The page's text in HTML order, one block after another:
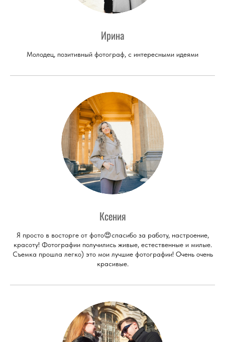
Ирина
Молодец, позитивный фотограф, с интересными идеями
Ксения
Я просто в восторге от фото😍спасибо за работу, настроение,
красоту! Фотографии получились живые, естественные и милые.
Съемка прошла легко) это мои лучшие фотографии! Очень очень
красивые.